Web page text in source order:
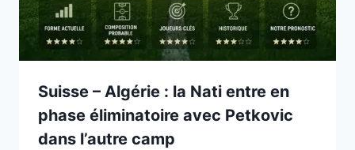
Suisse – Algérie : la Nati entre en
phase éliminatoire avec Petkovic
dans l’autre camp